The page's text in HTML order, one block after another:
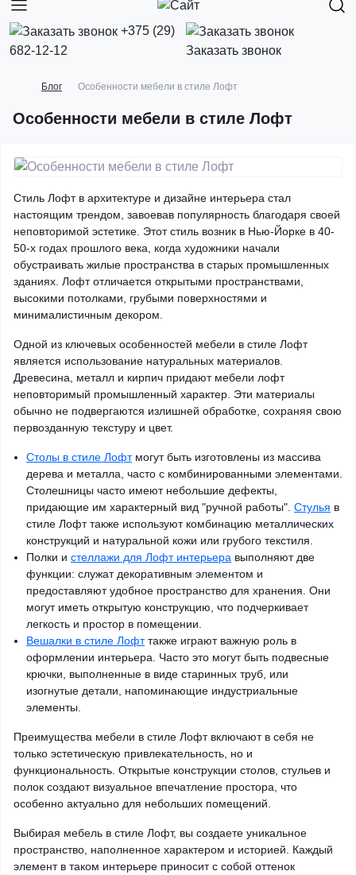
+375 (29)
682-12-12
Заказать звонок
Блог Особенности мебели в стиле Лофт
Особенности мебели в стиле Лофт
Стиль Лофт в архитектуре и дизайне интерьера стал
настоящим трендом, завоевав популярность благодаря своей
неповторимой эстетике. Этот стиль возник в Нью-Йорке в 40-
50-х годах прошлого века, когда художники начали
обустраивать жилые пространства в старых промышленных
зданиях. Лофт отличается открытыми пространствами,
высокими потолками, грубыми поверхностями и
минималистичным декором.
Одной из ключевых особенностей мебели в стиле Лофт
является использование натуральных материалов.
Древесина, металл и кирпич придают мебели лофт
неповторимый промышленный характер. Эти материалы
обычно не подвергаются излишней обработке, сохраняя свою
первозданную текстуру и цвет.
Столы в стиле Лофтмогут быть изготовлены из массива
дерева и металла, часто с комбинированными элементами.
Столешницы часто имеют небольшие дефекты,
придающие им характерный вид "ручной работы". Стулья в
стиле Лофт также используют комбинацию металлических
конструкций и натуральной кожи или грубого текстиля.
Полки и стеллажи для Лофт интерьера выполняют две
функции: служат декоративным элементом и
предоставляют удобное пространство для хранения. Они
могут иметь открытую конструкцию, что подчеркивает
легкость и простор в помещении.
Вешалки в стиле Лофттакже играют важную роль в
оформлении интерьера. Часто это могут быть подвесные
крючки, выполненные в виде старинных труб, или
изогнутые детали, напоминающие индустриальные
элементы.
Преимущества мебели в стиле Лофт включают в себя не
только эстетическую привлекательность, но и
функциональность. Открытые конструкции столов, стульев и
полок создают визуальное впечатление простора, что
особенно актуально для небольших помещений.
Выбирая мебель в стиле Лофт, вы создаете уникальное
пространство, наполненное характером и историей. Каждый
элемент в таком интерьере приносит с собой оттенок